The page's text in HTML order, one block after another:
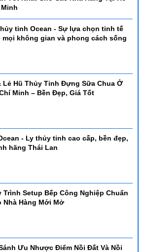
PC 126053L-2
126053L-2
Cồn - có thể sử dụng bảng điện
tinh Ocean - Sự lựa chọn tinh tế
mọi không gian và phong cách sống
Lẻ Hũ Thủy Tinh Đựng Sữa Chua Ở
Minh – Bền Đẹp, Giá Tốt
- Ly thủy tinh cao cấp, bền đẹp,
hãng Thái Lan
Trình Setup Bếp Công Nghiệp Chuẩn
Nhà Hàng Mới Mở
Ưu Nhược Điểm Nồi Đất Và Nồi